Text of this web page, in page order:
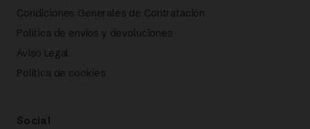
Condiciones Generales de Contratación
Política de envíos y devoluciones
Aviso Legal
Política de cookies
Social